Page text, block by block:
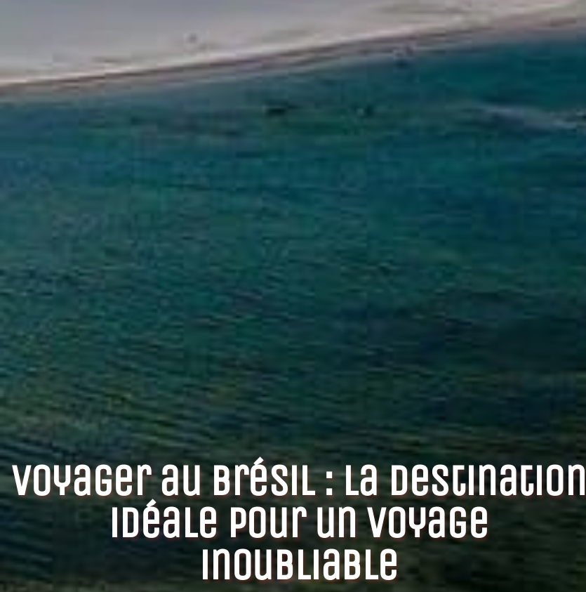
Voyager au Brésil : la destination
idéale pour un voyage
inoubliable